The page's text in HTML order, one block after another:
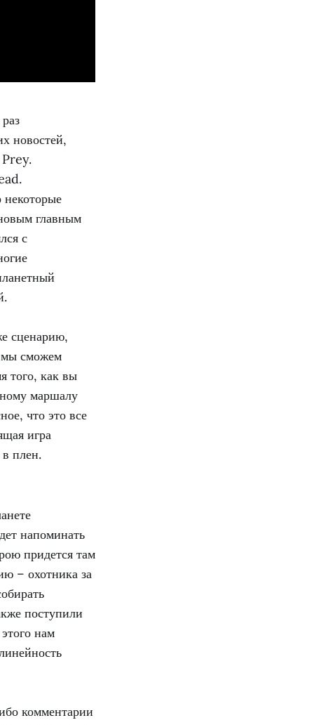
новостей,
Prey.
некоторые
главным
с
сценарию,
мы сможем
того, как вы
маршалу
что это все
игра
в плен.
напоминать
придется там
– охотника за
поступили
нам
комментарии